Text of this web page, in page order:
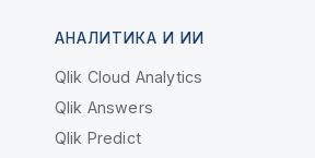
АНАЛИТИКА И ИИ
Qlik Cloud Analytics
Qlik Answers
Qlik Predict